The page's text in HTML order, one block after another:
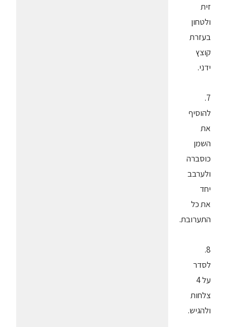
זית
ולטחון
בעזרת
קוצץ
ידני.
7.
להוסיף
את
השמן
כוסברה
ולערבב
יחד
את כל
התערובת.
8.
לסדר
על 4
צלחות
ולהגיש.